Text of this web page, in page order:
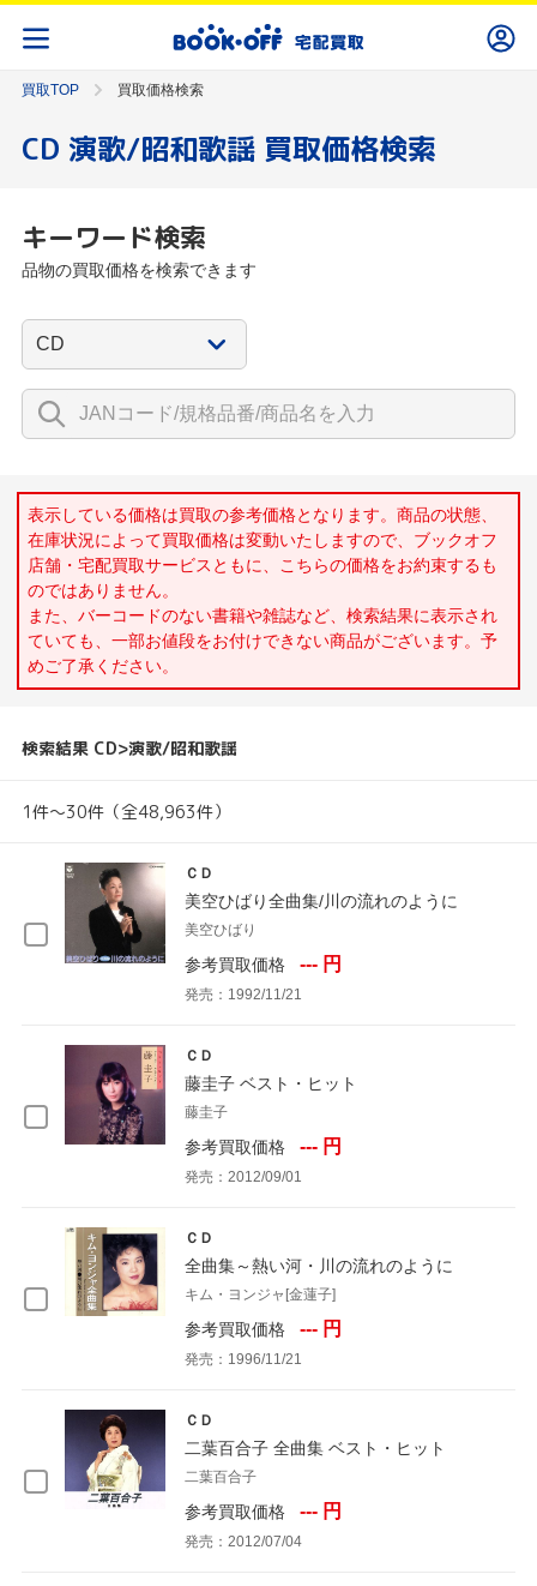
買取TOP 買取価格検索
CD 演歌/昭和歌謡 買取価格検索
キーワード検索
品物の買取価格を検索できます
表示している価格は買取の参考価格となります。商品の状態、
在庫状況によって買取価格は変動いたしますので、ブックオフ
店舗・宅配買取サービスともに、こちらの価格をお約束するも
のではありません。
また、バーコードのない書籍や雑誌など、検索結果に表示され
ていても、一部お値段をお付けできない商品がございます。予
めご了承ください。
検索結果 CD>演歌/昭和歌謡
1件～30件（全48,963件）
ＣＤ
美空ひばり全曲集/川の流れのように
美空ひばり
参考買取価格 --- 円
発売：1992/11/21
ＣＤ
藤圭子 ベスト・ヒット
藤圭子
参考買取価格 --- 円
発売：2012/09/01
ＣＤ
全曲集～熱い河・川の流れのように
キム・ヨンジャ[金蓮子]
参考買取価格 --- 円
発売：1996/11/21
ＣＤ
二葉百合子 全曲集 ベスト・ヒット
二葉百合子
参考買取価格 --- 円
発売：2012/07/04